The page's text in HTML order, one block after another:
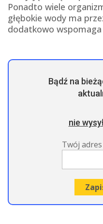
Ponadto wiele
głębokie wody ma
dodatkowo wspomaga
Bądź na
nie
Twój